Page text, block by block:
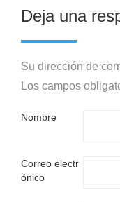
Deja una
Su dirección de
Los campos
Nombre
Correo electr
ónico